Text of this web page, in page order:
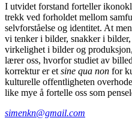
I utvidet forstand forteller
trekk ved forholdet mellom
selvforståelse og identitet. At
vi tenker i bilder, snakker i
virkelighet i bilder og
lærer oss, hvorfor studiet av
korrektur er et sine qua non for
kulturelle offentligheten
like mye å fortelle oss som
simenkn@gmail.com